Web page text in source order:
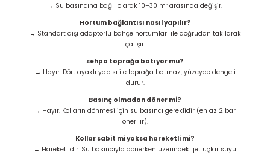
→ Su basıncına bağlı olarak 10–30 m² arasında değişir.
Hortum bağlantısı nasıl yapılır?
→ Standart dişi adaptörlü bahçe hortumları ile doğrudan takılarak
çalışır.
sehpa toprağa batıyor mu?
→ Hayır. Dört ayaklı yapısı ile toprağa batmaz, yüzeyde dengeli
durur.
Basınç olmadan döner mi?
→ Hayır. Kolların dönmesi için su basıncı gereklidir (en az 2 bar
önerilir).
Kollar sabit mi yoksa hareketli mi?
→ Hareketlidir. Su basıncıyla dönerken üzerindeki jet uçlar suyu